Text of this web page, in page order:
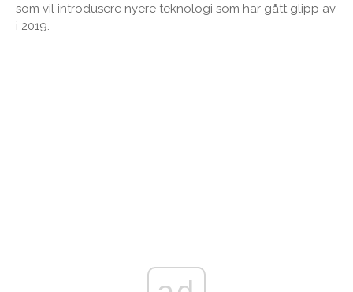
som vil introdusere nyere teknologi som har gått glipp av
i 2019.